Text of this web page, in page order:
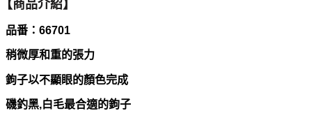
1.本服務係由「台灣大哥大股份有限公司」（以下簡稱本公司）所提供，讓
用戶於交易時，得透過本服務購買商品或服務，並由商店將買賣／分期付款
買賣價金債權讓與本公司後，依約使用本公司帳單繳交帳款。
2.基於同意付款使用「大哥付你分期」之契約關係目的，商店將以您的個人
資料（包含姓名、電話或地址）提供予台灣大哥大進項蒐集、處理及利用，
由本公司與您本人進行分期帳單所需資料之確認、核對及更正。
3.完整用戶服務條款，請詳閱以下連結：
ATM／網路銀行／等多元方式進行付款，方視為交易完成。
購買商品的店家。未經商家同意取消之訂單仍視為有效，需透過AFTEE先享
※ 交易是否成功請以「AFTEE先享後付 」之結帳頁面顯示為準，若有關於
客戶支援中心」https://netprotections.freshdesk.com/support/home
【注意事項】
每筆NT$60，滿NT$1,200(含以上)免運費
7-11取貨付款
每筆NT$60，滿NT$1,200(含以上)免運費
付款後7-11取貨
每筆NT$60，滿NT$1,200(含以上)免運費
【商品介紹】
品番：66701
稍微厚和重的張力
鉤子以不顯眼的顏色完成
磯釣黑,白毛最合適的鉤子